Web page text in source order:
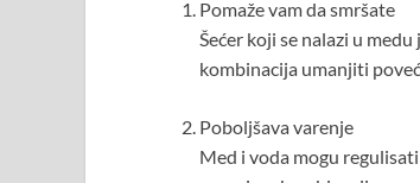
Pomaže vam da smršate
Šećer koji se nalazi u
kombinacija umanjiti
Poboljšava varenje
Med i voda mogu